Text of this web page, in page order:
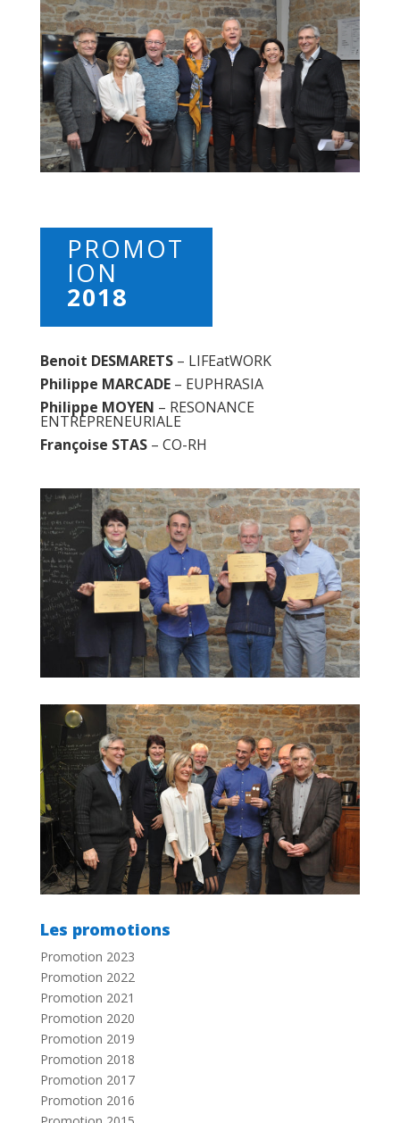
PROMOT
ION
2018
Benoit DESMARETS– LIFEatWORK
Philippe MARCADE – EUPHRASIA
Philippe MOYEN – RESONANCE
ENTREPRENEURIALE
Françoise STAS – CO-RH
Les promotions
Promotion 2023
Promotion 2022
Promotion 2021
Promotion 2020
Promotion 2019
Promotion 2018
Promotion 2017
Promotion 2016